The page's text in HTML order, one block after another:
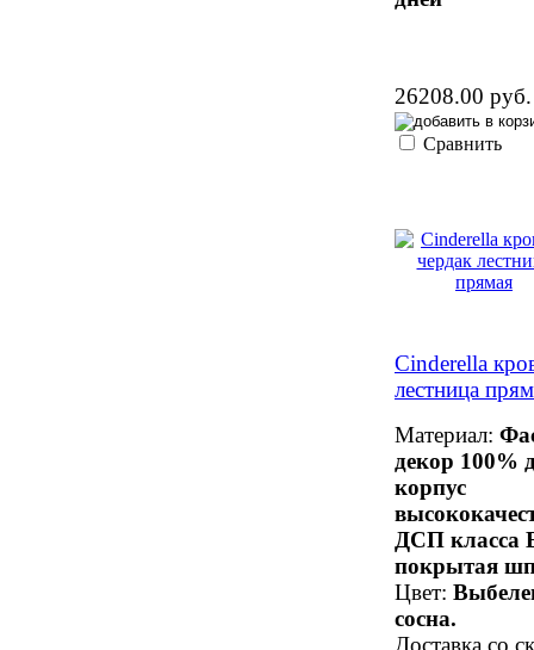
26208.00 руб.
Сравнить
Cinderella
лестница
Материал:
декор 100%
корпус
ДСП класса
покрытая
Цвет:
сосна.
Доставка со